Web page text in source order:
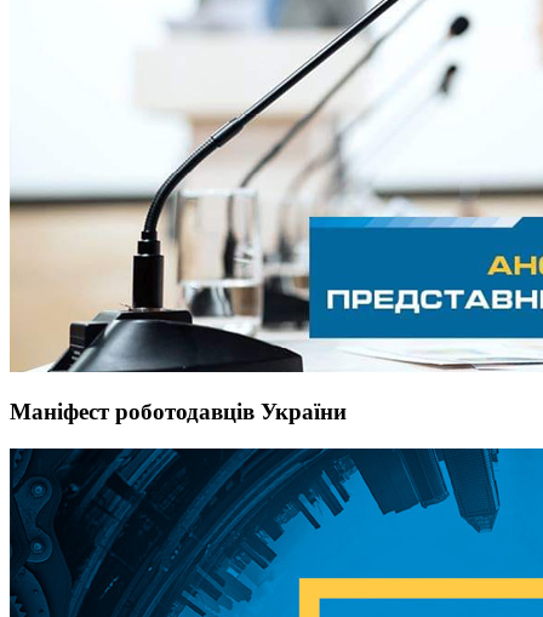
Маніфест роботодавців України